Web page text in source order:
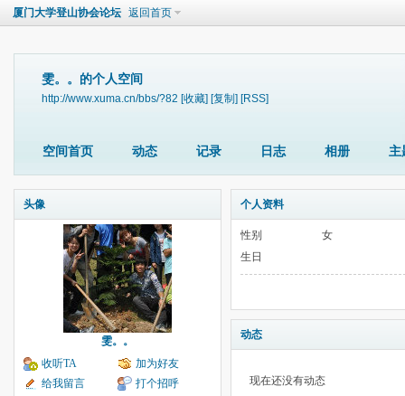
厦门大学登山协会论坛 返回首页
雯。。的个人空间
http://www.xuma.cn/bbs/?82 [收藏] [复制] [RSS]
空间首页 动态 记录 日志 相册 主
头像
雯。。
收听TA
加为好友
给我留言
打个招呼
个人资料
性别
女
生日
动态
现在还没有动态